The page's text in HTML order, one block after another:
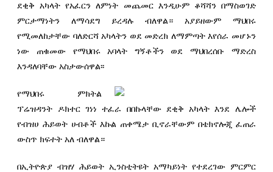
ደቂቅ አካላት የአፈርን ለምነት መጨመር እንዲሁም ቆሻሻን በማስወገድ
ምርታማነትን ለማሳደግ ይረዳሉ ብለዋል። አያይዘውም ማህበሩ
የሚመለከታቸው ባለድርሻ አካላትን ወደ መድረክ ለማምጣት እየሰራ መሆኑን
ነው ጠቁመው የማህበሩ አባላት ግኝቶችን ወደ ማህበረሰቡ ማድረስ
እንዳለባቸው አስታውሰዋል፡፡
የማህበሩ ምክትል
ፕሬዝዳንት ዶክተር ገነነ ተፈራ በበኩላቸው ደቂቅ አካላት እንደ ሌሎች
የብዝሀ ሕይወት ሀብቶች እኩል ጠቀሜታ ቢኖራቸውም በቴክኖሎጂ ፈጠራ
ውስጥ ክፍተት አለ ብለዋል።
በኢትዮጵያ ብዝሃ ሕይወት ኢንስቲትዩት አማካይነት የተደረገው ምርምር